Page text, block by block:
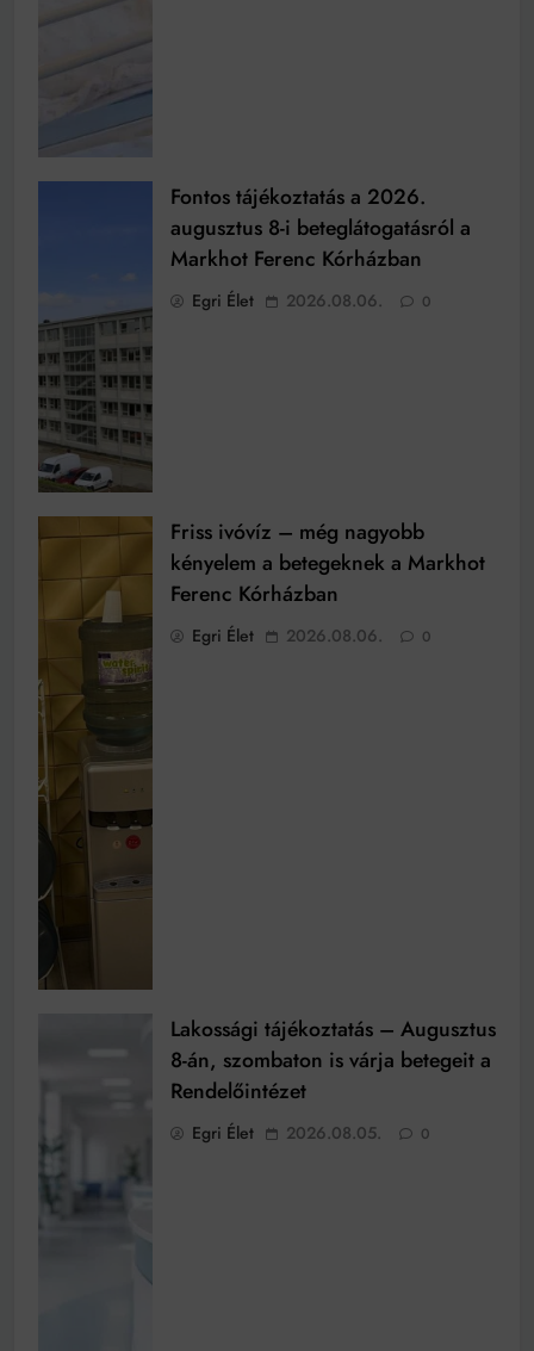
Fontos tájékoztatás a 2026.
augusztus 8-i beteglátogatásról a
Markhot Ferenc Kórházban
Egri Élet 2026.08.06. 0
Friss ivóvíz – még nagyobb
kényelem a betegeknek a Markhot
Ferenc Kórházban
Egri Élet 2026.08.06. 0
Lakossági tájékoztatás – Augusztus
8-án, szombaton is várja betegeit a
Rendelőintézet
Egri Élet 2026.08.05. 0